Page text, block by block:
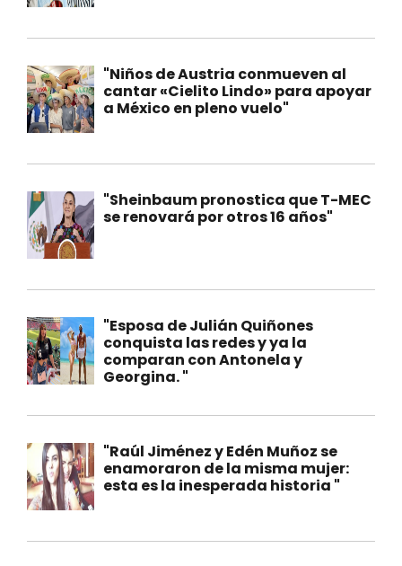
"Niños de Austria conmueven al
cantar «Cielito Lindo» para apoyar
a México en pleno vuelo"
"Sheinbaum pronostica que T-MEC
se renovará por otros 16 años"
"Esposa de Julián Quiñones
conquista las redes y ya la
comparan con Antonela y
Georgina. "
"Raúl Jiménez y Edén Muñoz se
enamoraron de la misma mujer:
esta es la inesperada historia "